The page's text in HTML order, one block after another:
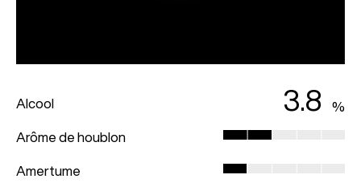
Alcool 3.8
Arôme de houblon
Amertume